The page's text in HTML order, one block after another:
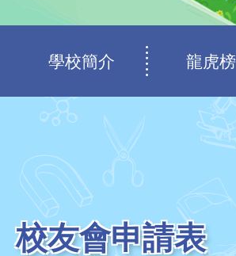
navigation
學校簡介 龍虎榜
校友會申請表